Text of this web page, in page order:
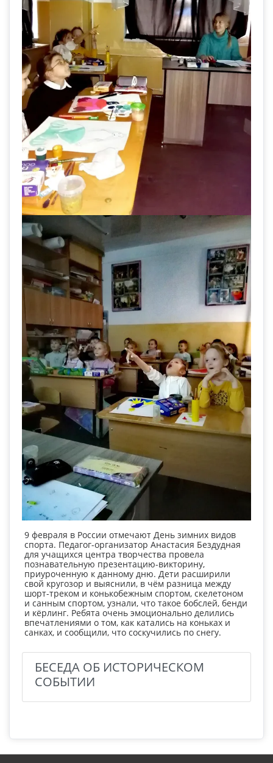
9 февраля в России отмечают День зимних видов
спорта. Педагог-организатор Анастасия Бездудная
для учащихся центра творчества провела
познавательную презентацию-викторину,
приуроченную к данному дню. Дети расширили
свой кругозор и выяснили, в чём разница между
шорт-треком и конькобежным спортом, скелетоном
и санным спортом, узнали, что такое бобслей, бенди
и кёрлинг. Ребята очень эмоционально делились
впечатлениями о том, как катались на коньках и
санках, и сообщили, что соскучились по снегу.
БЕСЕДА ОБ ИСТОРИЧЕСКОМ
СОБЫТИИ